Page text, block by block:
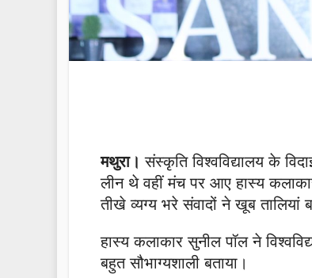
मथुरा।संस्कृति विश्वविद्यालय के
लीन थे वहीं मंच पर आए हास्य
तीखे व्यग्य भरे संवादों ने खूब तालियां
हास्य कलाकार सुनील पॉल ने
बहुत सौभाग्यशाली बताया।